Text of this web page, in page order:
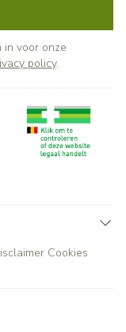
in voor onze
policy.
Cookies